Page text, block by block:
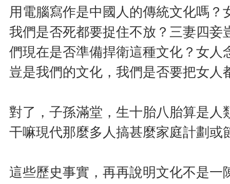
用電腦寫作是中國人的傳統文化嗎？
我們是否死都要捉住不放？三妻四妾
們現在是否準備捍衛這種文化？女人
豈是我們的文化，我們是否要把女人
對了，子孫滿堂，生十胎八胎算是人
干嘛現代那麼多人搞甚麼家庭計劃或
這些歷史事實，再再說明文化不是